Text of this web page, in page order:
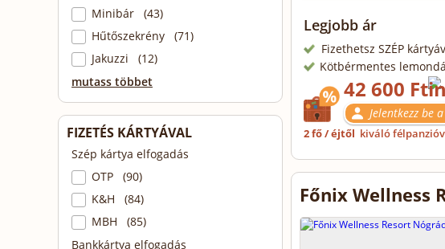
Minibár (43)
Hűtőszekrény (71)
Jakuzzi (12)
mutass többet
FIZETÉS KÁRTYÁVAL
Szép kártya elfogadás
OTP (90)
K&H (84)
MBH (85)
Bankkártya elfogadás
Legjobb ár
Fizethetsz SZÉP
Kötbérmentes
42 600 Ft
Jelentkezz be
2 fő / éjtől kiváló
Főnix Wellness